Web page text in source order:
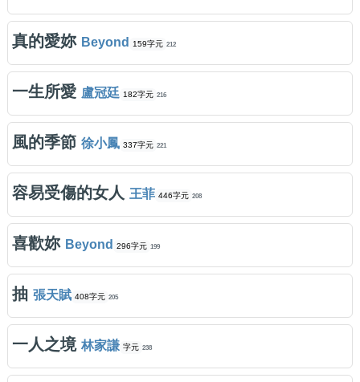
真的愛妳 Beyond 159字元 212
一生所愛 盧冠廷 182字元 216
風的季節 徐小鳳 337字元 221
容易受傷的女人 王菲 446字元 208
喜歡妳 Beyond 296字元 199
抽 張天賦 408字元 205
一人之境 林家謙 字元 238